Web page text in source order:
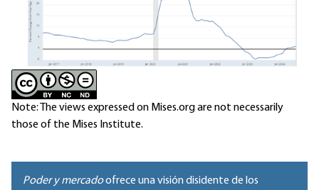
Note: The views expressed on Mises.org are not necessarily
those of the Mises Institute.
Poder y mercadoofrece una visión disidente de los